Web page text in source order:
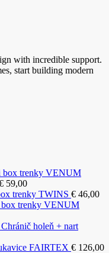
with incredible support.
start building modern
VENUM
59,00
trenky TWINS € 46,00
trenky VENUM
Chránič holeň + nart
FAIRTEX € 126,00